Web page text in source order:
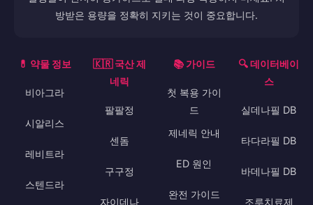
발기부전 치료제 전문 정보 가이드
💊 용량별 가이드
실데나필은 25mg, 50mg, 100mg 용량으로 처방됩니다.
초회 권장용량은 50mg이며, 효과와 부작용에 따라 조절합
니다. 65세 이상 고령자, 간/신장 기능 저하자, CYP3A4 억
제제 복용자는 25mg으로 시작해야 합니다. 1일 최대 복용
량은 100mg입니다. 고용량(200~800mg) 복용 시 부작용
발생률이 현저히 증가하므로 절대 과량 복용하지 마세요. 처